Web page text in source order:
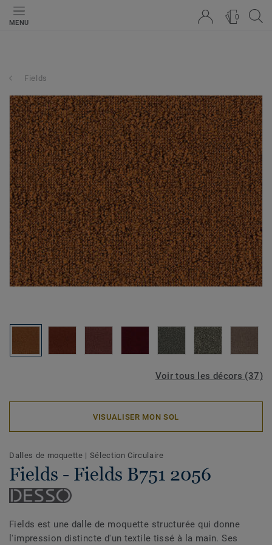
MENU
0
Fields
Voir tous les décors (37)
VISUALISER MON SOL
Dalles de moquette | Sélection Circulaire
Fields - Fields B751 2056
Fields est une dalle de moquette structurée qui donne
l'impression distincte d'un textile tissé à la main. Ses